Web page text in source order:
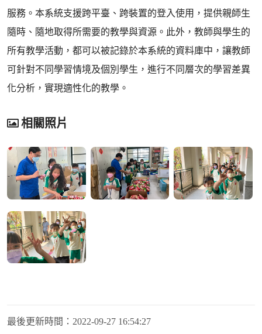
服務。本系統支援跨平臺、跨裝置的登入使用，提供親師生
隨時、隨地取得所需要的教學與資源。此外，教師與學生的
所有教學活動，都可以被記錄於本系統的資料庫中，讓教師
可針對不同學習情境及個別學生，進行不同層次的學習差異
化分析，實現適性化的教學。
相關照片
最後更新時間： 2022-09-27 16:54:27